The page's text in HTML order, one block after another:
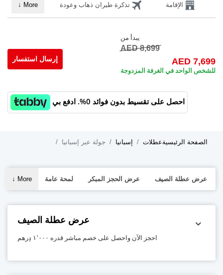
الإقامة تذكرة طيران ذهاب وعودة More
↓
يبدأ من
AED 8,699
AED 7,699
للشخص الواحد في الغرفة المزدوجة
إرسال استفسار
احصل على تقسيط بدون فوائد 0%. ادفع بي
الصفحة الرئيسيةعطلات إسبانيا جولة عبر إسبانيا
عرض عطلة الصيف عرض الحجز المبكر لمحة عامة More
↓
عرض عطلة الصيف
احجز الآن واحصل على خصم مباشر قدره ١٬٠٠٠ دِرهم